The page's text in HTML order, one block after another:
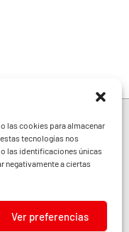
las cookies para almacenar
tecnologías nos
las identificaciones únicas
negativamente a ciertas
Ver preferencias